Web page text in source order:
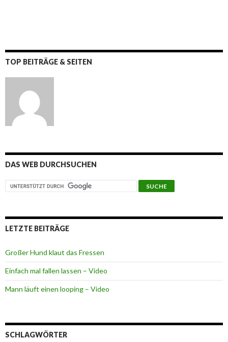
TOP BEITRÄGE & SEITEN
DAS WEB DURCHSUCHEN
LETZTE BEITRÄGE
Großer Hund klaut das Fressen
Einfach mal fallen lassen – Video
Mann läuft einen looping – Video
SCHLAGWÖRTER